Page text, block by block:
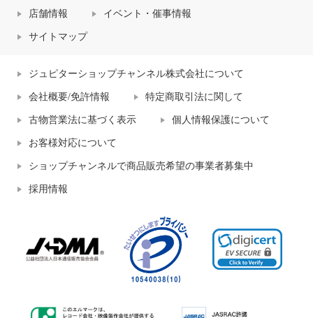
店舗情報 イベント・催事情報
サイトマップ
ジュピターショップチャンネル株式会社について
会社概要/免許情報 特定商取引法に関して
古物営業法に基づく表示 個人情報保護について
お客様対応について
ショップチャンネルで商品販売希望の事業者募集中
採用情報